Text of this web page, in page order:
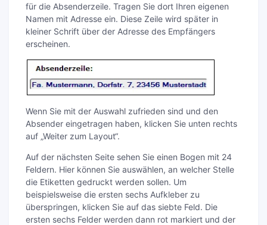
für die Absenderzeile. Tragen Sie dort Ihren eigenen
Namen mit Adresse ein. Diese Zeile wird später in
kleiner Schrift über der Adresse des Empfängers
erscheinen.
Wenn Sie mit der Auswahl zufrieden sind und den
Absender eingetragen haben, klicken Sie unten rechts
auf „Weiter zum Layout“.
Auf der nächsten Seite sehen Sie einen Bogen mit 24
Feldern. Hier können Sie auswählen, an welcher Stelle
die Etiketten gedruckt werden sollen. Um
beispielsweise die ersten sechs Aufkleber zu
überspringen, klicken Sie auf das siebte Feld. Die
ersten sechs Felder werden dann rot markiert und der